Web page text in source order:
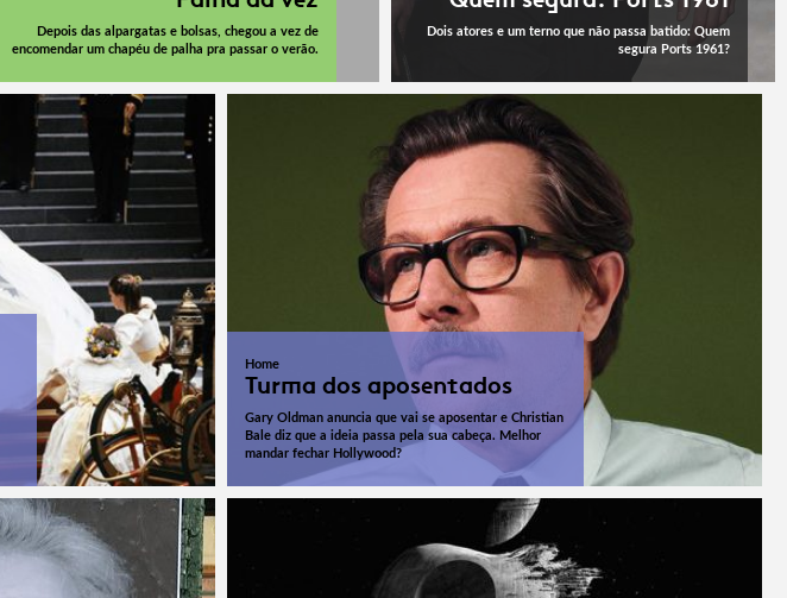
Depois das alpargatas e bolsas, chegou a vez de
encomendar um chapéu de palha pra passar o verão.
Dois atores e um terno que não passa batido: Quem
segura Ports 1961?
Home
Turma dos aposentados
Gary Oldman anuncia que vai se aposentar e Christian
Bale diz que a ideia passa pela sua cabeça. Melhor
mandar fechar Hollywood?